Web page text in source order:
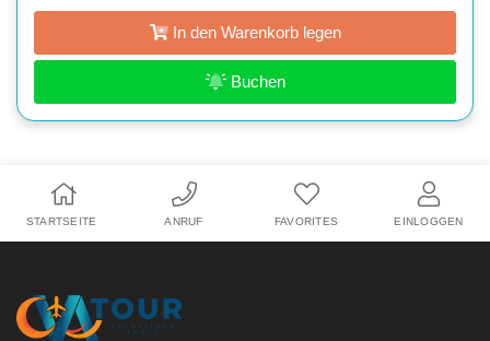
In den Warenkorb legen
Buchen
STARTSEITE ANRUF FAVORITES EINLOGGEN